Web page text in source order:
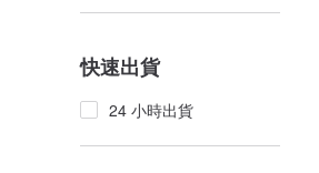
快速出貨
24 小時出貨